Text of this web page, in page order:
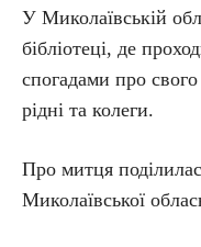
У Миколаївській
бібліотеці, де
спогадами про
рідні та колеги.
Про митця
Миколаївської